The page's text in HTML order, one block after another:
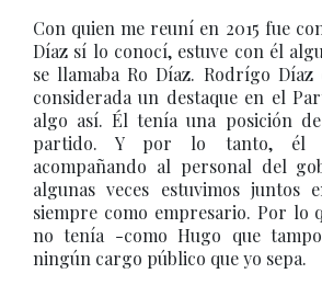
Con quien me reuní en 2015 fue
Díaz sí lo conocí, estuve con él
se llamaba Ro Díaz. Rodrígo
considerada un destaque en el
algo así. Él tenía una posición
partido. Y por lo tanto, él
acompañando al personal del
algunas veces estuvimos juntos
siempre como empresario. Por lo
no tenía -como Hugo que
ningún cargo público que yo sepa.